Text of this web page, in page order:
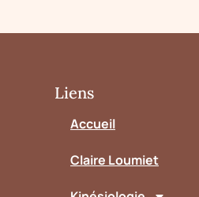
Liens
Accueil
Claire Loumiet